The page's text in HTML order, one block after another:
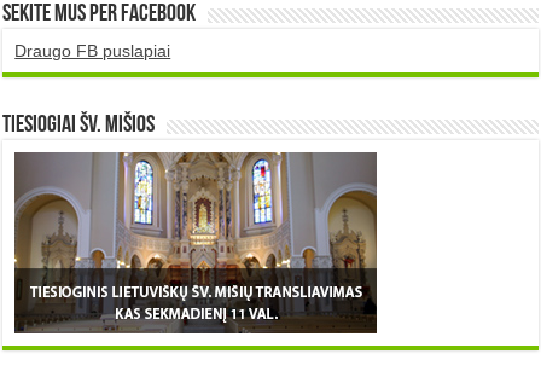
Sekite mus per Facebook
Draugo FB puslapiai
TIESIOGIAI šv. MIŠIOS